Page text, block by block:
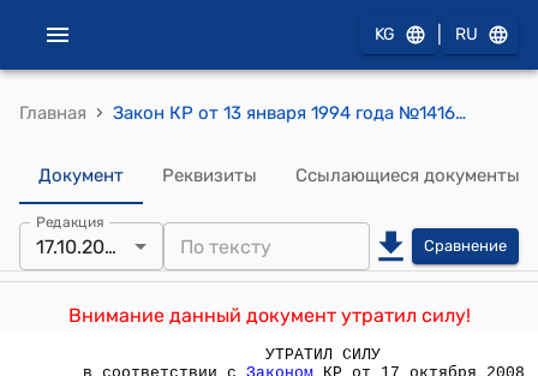
KG RU
Главная › Закон КР от 13 января 1994 года №1416-XII "О внесении изменений и дополнений в Закон Кыргызской Республики "О налогах с предприятий, объединений и организаций"
Документ Реквизиты Ссылающиеся документы
Редакция
17.10.2008 Сравнение
Внимание данный документ утратил силу!